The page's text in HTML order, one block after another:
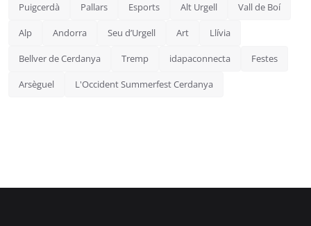
Puigcerdà Pallars Esports Alt Urgell Vall de Boí
Alp Andorra Seu d’Urgell Art Llívia
Bellver de Cerdanya Tremp idapaconnecta Festes
Arsèguel L'Occident Summerfest Cerdanya